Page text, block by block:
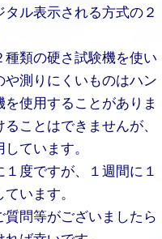
ル表示される方式の２
類の硬さ試験機を使い
測りにくいものはハン
使用することがありま
ことはできませんが、
ています。
度ですが、１週間に１
います。
問等がございましたら